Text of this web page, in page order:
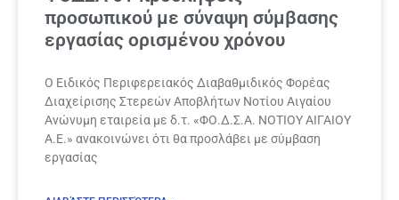
προσωπικού με σύναψη σύμβασης
εργασίας ορισμένου χρόνου
Ο Ειδικός Περιφερειακός Διαβαθμιδικός Φορέας
Διαχείρισης Στερεών Αποβλήτων Νοτίου Αιγαίου
Ανώνυμη εταιρεία με δ.τ. «ΦΟ.Δ.Σ.Α. ΝΟΤΙΟΥ ΑΙΓΑΙΟΥ
Α.Ε.» ανακοινώνει ότι θα προσλάβει με σύμβαση
εργασίας